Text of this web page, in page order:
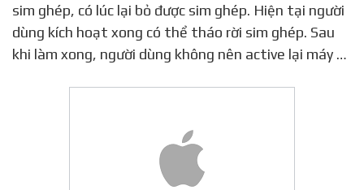
sim ghép, có lúc lại bỏ được sim ghép. Hiện tại người
dùng kích hoạt xong có thể tháo rời sim ghép. Sau
khi làm xong, người dùng không nên active lại máy …